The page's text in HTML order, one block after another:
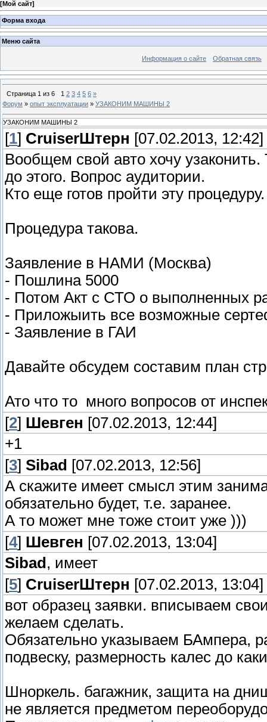
[Мой сайт]
Форма входа
Меню сайта
Информация о сайте Обратная связь
Страница 1 из 6 1 2 3 4 5 6 »
Форум » опыт эксплуатации » УЗАКОНИМ МАШИНЫ 2
УЗАКОНИМ МАШИНЫ 2
[1] СruiserШтерн [07.02.2013, 12:42]
Вообщем свой авто хочу узаконить.
до этого. Вопрос аудитории.
Кто еще готов пройти эту
Процедура такова.
Заявление в НАМИ (Москва)
- Пошлина 5000
- Потом Акт с СТО о выполненных
- Приложыить все возможные
- Заявление в ГАИ
Давайте обсудем составим план
Ато что то много вопросов от
[2] Шевген [07.02.2013, 12:44]
+1
[3] Sibad [07.02.2013, 12:56]
А скажите имеет смысл этим
обязательно будет, т.е. заранее.
А то может мне тоже стоит уже )))
[4] Шевген [07.02.2013, 13:04]
Sibad , имеет
[5] СruiserШтерн [07.02.2013, 13:04]
вот образец заявки. вписываем
желаем сделать.
Обязательно указываем БАмпера,
подвеску, размерность калес до
Шноркель. багажник, защита на
не является предметом